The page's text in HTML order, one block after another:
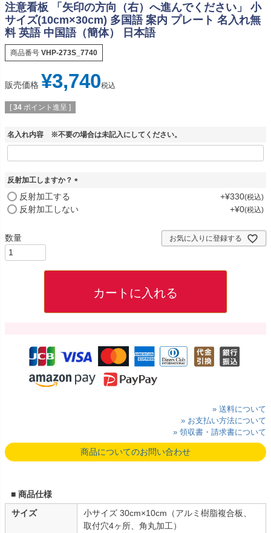
注意看板 「矢印の方向（右）へ進んでください」 小
サイズ(10cm×30cm) 多国語 案内 プレート 名入れ無
料 英語 中国語（簡体） 日本語
商品番号 VHP-273S_7740
販売価格 ¥3,740税込
[ 34 ポイント進呈 ]
名入れ内容 ※不要の場合は未記入にしてください。
反射加工しますか？
反射加工する +¥330 税込
反射加工しない +¥0 税込
お気に入りに登録する
カートに入れる
» 送料について
» お支払い方法について
» 領収書・請求書について
商品についてのお問い合わせ
■ 商品仕様
サイズ
小サイズ 30cm×10cm（アルミ樹脂複合板、
取付穴4ヶ所、角丸加工）